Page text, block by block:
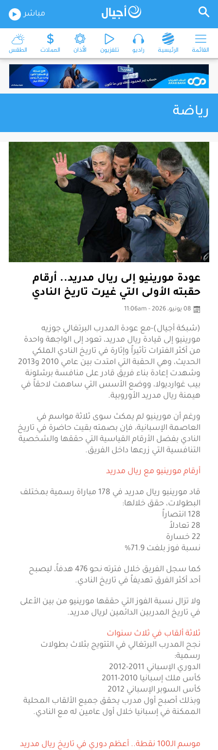
مباشر
القائمة الرئيسية راديو تلفزيون الأذان العملات الطقس
رياضة
عودة مورينيو إلى ريال مدريد.. أرقام
حقبته الأولى التي غيرت تاريخ النادي
08 يونيو، 2026 - 11:06am
(شبكة أجيال)-مع عودة المدرب البرتغالي جوزيه
مورينيو إلى قيادة ريال مدريد، تعود إلى الواجهة واحدة
من أكثر الفترات تأثيراً وإثارة في تاريخ النادي الملكي
الحديث، وهي الحقبة التي امتدت بين عامي 2010 و2013
وشهدت إعادة بناء فريق قادر على منافسة برشلونة
بيب غوارديولا، ووضع الأسس التي ساهمت لاحقاً في
هيمنة ريال مدريد الأوروبية.
ورغم أن مورينيو لم يمكث سوى ثلاثة مواسم في
العاصمة الإسبانية، فإن بصمته بقيت حاضرة في تاريخ
النادي بفضل الأرقام القياسية التي حققها والشخصية
التنافسية التي زرعها داخل الفريق.
أرقام مورينيو مع ريال مدريد
قاد مورينيو ريال مدريد في 178 مباراة رسمية بمختلف
البطولات، حقق خلالها:
128 انتصاراً
28 تعادلاً
22 خسارة
نسبة فوز بلغت 71.9%
كما سجل الفريق خلال فترته نحو 476 هدفاً، ليصبح
أحد أكثر الفرق تهديفاً في تاريخ النادي.
ولا تزال نسبة الفوز التي حققها مورينيو من بين الأعلى
في تاريخ المدربين الدائمين لريال مدريد.
ثلاثة ألقاب في ثلاث سنوات
نجح المدرب البرتغالي في التتويج بثلاث بطولات
رسمية:
الدوري الإسباني 2011-2012
كأس ملك إسبانيا 2010-2011
كأس السوبر الإسباني 2012
وبذلك أصبح أول مدرب يحقق جميع الألقاب المحلية
الممكنة في إسبانيا خلال أول عامين له مع النادي.
موسم الـ100 نقطة.. أعظم دوري في تاريخ ريال مدريد